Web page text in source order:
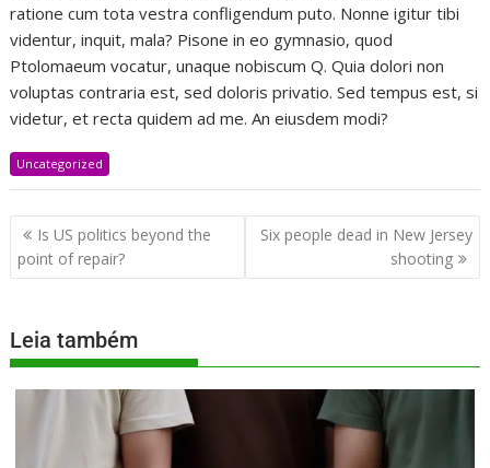
ratione cum tota vestra confligendum puto. Nonne igitur tibi
videntur, inquit, mala? Pisone in eo gymnasio, quod
Ptolomaeum vocatur, unaque nobiscum Q. Quia dolori non
voluptas contraria est, sed doloris privatio. Sed tempus est, si
videtur, et recta quidem ad me. An eiusdem modi?
Uncategorized
Is US politics beyond the
point of repair?
Six people dead in New Jersey
shooting
Leia também